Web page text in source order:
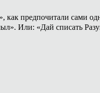
как предпочитали сами
Или: «Дай списать